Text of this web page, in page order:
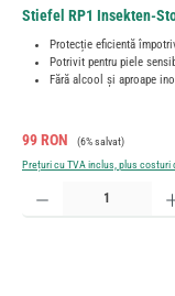
Stiefel RP1 Insekten-
Protecție eficientă
Potrivit pentru piele
Fără alcool și aproape
Preț de vânzare:
99 RON Preț obișnuit:
(6% salvat)
Prețuri cu TVA inclus, plus costuri
Cantitate produs: Introduceți